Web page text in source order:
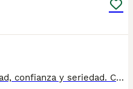
Cachorros Alto del Pago. Calidad, confianza y seriedad. Contacto : 679 67 30 10 Web : altodelpago.es Instagram : @altodelpago